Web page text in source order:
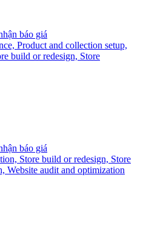
báo giá
Product and collection setup,
build or redesign, Store
báo giá
Store build or redesign, Store
Website audit and optimization